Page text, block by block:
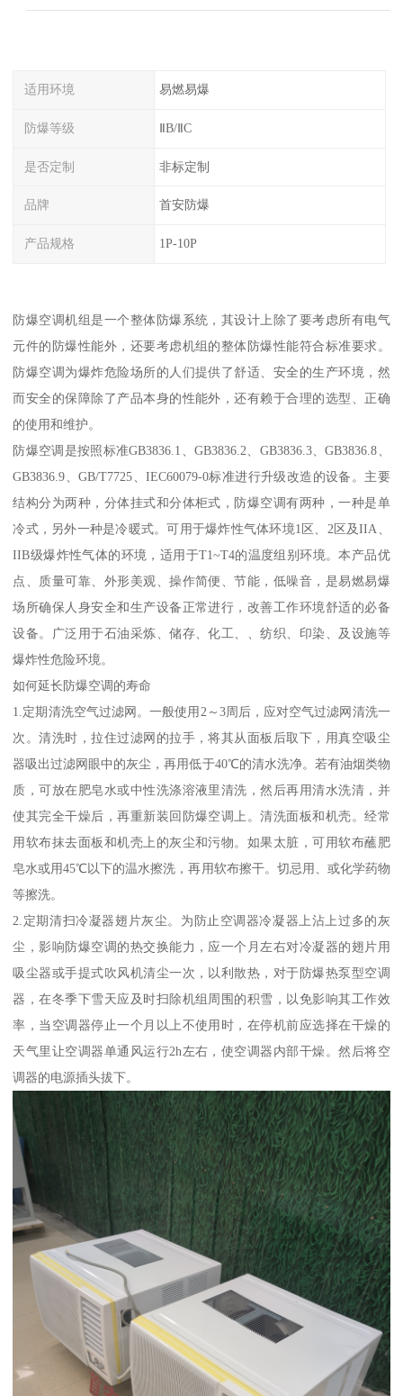
适用环境 易燃易爆
防爆等级 ⅡB/ⅡC
是否定制 非标定制
品牌 首安防爆
产品规格 1P-10P
防爆空调机组是一个整体防爆系统，其设计上除了要考虑所有电气
元件的防爆性能外，还要考虑机组的整体防爆性能符合标准要求。
防爆空调为爆炸危险场所的人们提供了舒适、安全的生产环境，然
而安全的保障除了产品本身的性能外，还有赖于合理的选型、正确
的使用和维护。
防爆空调是按照标准GB3836.1、GB3836.2、GB3836.3、GB3836.8、
GB3836.9、GB/T7725、IEC60079-0标准进行升级改造的设备。主要
结构分为两种，分体挂式和分体柜式，防爆空调有两种，一种是单
冷式，另外一种是冷暖式。可用于爆炸性气体环境1区、2区及IIA、
IIB级爆炸性气体的环境，适用于T1~T4的温度组别环境。本产品优
点、质量可靠、外形美观、操作简便、节能，低噪音，是易燃易爆
场所确保人身安全和生产设备正常进行，改善工作环境舒适的必备
设备。广泛用于石油采炼、储存、化工、、纺织、印染、及设施等
爆炸性危险环境。
如何延长防爆空调的寿命
1.定期清洗空气过滤网。一般使用2～3周后，应对空气过滤网清洗一
次。清洗时，拉住过滤网的拉手，将其从面板后取下，用真空吸尘
器吸出过滤网眼中的灰尘，再用低于40℃的清水洗净。若有油烟类物
质，可放在肥皂水或中性洗涤溶液里清洗，然后再用清水洗清，并
使其完全干燥后，再重新装回防爆空调上。清洗面板和机壳。经常
用软布抹去面板和机壳上的灰尘和污物。如果太脏，可用软布蘸肥
皂水或用45℃以下的温水擦洗，再用软布擦干。切忌用、或化学药物
等擦洗。
2.定期清扫冷凝器翅片灰尘。为防止空调器冷凝器上沾上过多的灰
尘，影响防爆空调的热交换能力，应一个月左右对冷凝器的翅片用
吸尘器或手提式吹风机清尘一次，以利散热，对于防爆热泵型空调
器，在冬季下雪天应及时扫除机组周围的积雪，以免影响其工作效
率，当空调器停止一个月以上不使用时，在停机前应选择在干燥的
天气里让空调器单通风运行2h左右，使空调器内部干燥。然后将空
调器的电源插头拔下。